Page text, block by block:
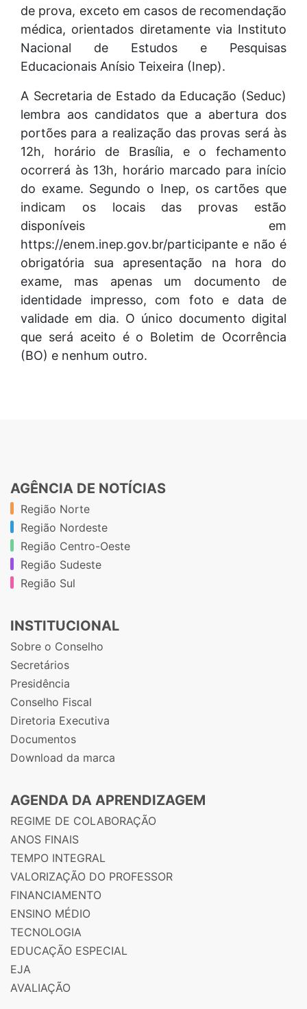
de prova, exceto em casos de recomendação
médica, orientados diretamente via Instituto
Nacional de Estudos e Pesquisas
Educacionais Anísio Teixeira (Inep).
A Secretaria de Estado da Educação (Seduc)
lembra aos candidatos que a abertura dos
portões para a realização das provas será às
12h, horário de Brasília, e o fechamento
ocorrerá às 13h, horário marcado para início
do exame. Segundo o Inep, os cartões que
indicam os locais das provas estão
disponíveis em
https://enem.inep.gov.br/participante e não é
obrigatória sua apresentação na hora do
exame, mas apenas um documento de
identidade impresso, com foto e data de
validade em dia. O único documento digital
que será aceito é o Boletim de Ocorrência
(BO) e nenhum outro.
AGÊNCIA DE NOTÍCIAS
Região Norte
Região Nordeste
Região Centro-Oeste
Região Sudeste
Região Sul
INSTITUCIONAL
Sobre o Conselho
Secretários
Presidência
Conselho Fiscal
Diretoria Executiva
Documentos
Download da marca
AGENDA DA APRENDIZAGEM
REGIME DE COLABORAÇÃO
ANOS FINAIS
TEMPO INTEGRAL
VALORIZAÇÃO DO PROFESSOR
FINANCIAMENTO
ENSINO MÉDIO
TECNOLOGIA
EDUCAÇÃO ESPECIAL
EJA
AVALIAÇÃO